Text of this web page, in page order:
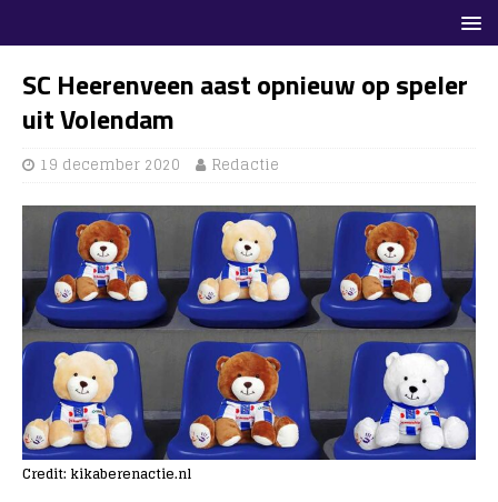
SC Heerenveen aast opnieuw op speler
uit Volendam
19 december 2020 Redactie
Credit: kikaberenactie.nl